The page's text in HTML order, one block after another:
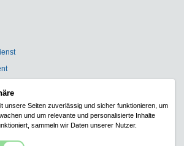
& Co. KG
unsere Seiten zuverlässig und sicher funktionieren, um
und um relevante und personalisierte Inhalte
sammeln wir Daten unserer Nutzer.